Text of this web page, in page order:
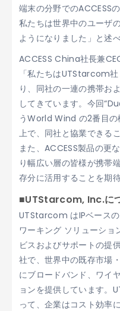
端末の分野でのACCESS
私たちは世界中のユーザ
ようになりました」と述
ACCESS China社長兼
「私たちはUTStarcom
り、同社の一連の携帯お
してきています。今回
うWorld Wind の2番目の
上で、同社と協業できる
また、ACCESS製品の更
り幅広い層の皆様が携帯
存分に活用することを期
■UTStarcom, Inc.に
UTStarcom はIPベース
ワーキング ソリューショ
ビスおよびサポートの提
社で、世界中の既存市場
にブロードバンド、ワイ
ョンを提供しています。
って、企業はコスト効率